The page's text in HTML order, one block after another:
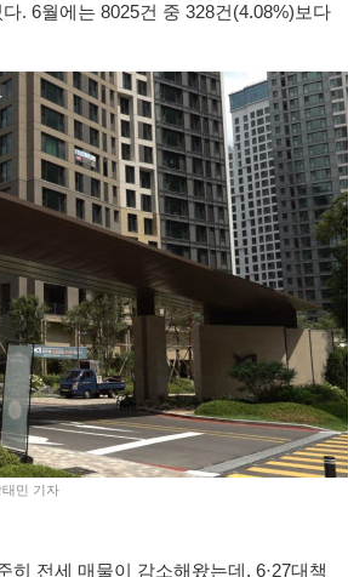
. 6월에는 8025건 중 328건(4.08%)보다
민 기자
전세 매물이 감소해왔는데, 6·27대책